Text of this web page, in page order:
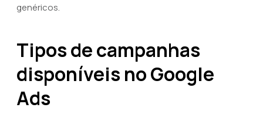
genéricos.
Tipos de campanhas
disponíveis no Google
Ads